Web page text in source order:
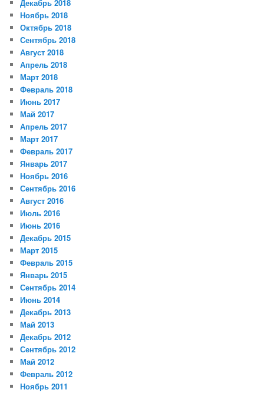
Декабрь 2018
Ноябрь 2018
Октябрь 2018
Сентябрь 2018
Август 2018
Апрель 2018
Март 2018
Февраль 2018
Июнь 2017
Май 2017
Апрель 2017
Март 2017
Февраль 2017
Январь 2017
Ноябрь 2016
Сентябрь 2016
Август 2016
Июль 2016
Июнь 2016
Декабрь 2015
Март 2015
Февраль 2015
Январь 2015
Сентябрь 2014
Июнь 2014
Декабрь 2013
Май 2013
Декабрь 2012
Сентябрь 2012
Май 2012
Февраль 2012
Ноябрь 2011